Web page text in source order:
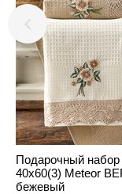
Подарочный набор
40х60(3) Meteor
бежевый